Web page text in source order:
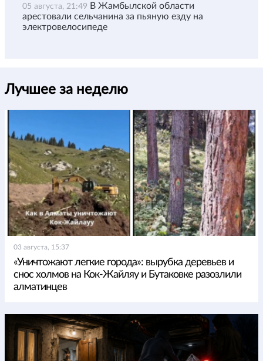
05 августа, 21:49 В Жамбылской области
арестовали сельчанина за пьяную езду на
электровелосипеде
Лучшее за неделю
03 августа, 15:37
«Уничтожают легкие города»: вырубка деревьев и
снос холмов на Кок-Жайляу и Бутаковке разозлили
алматинцев